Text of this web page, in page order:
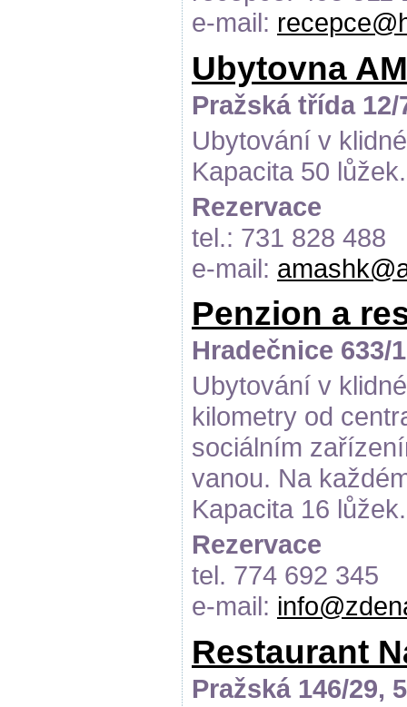
e-mail:
Ubytovna
Pražská třída
Ubytování v
Kapacita 50 lůžek.
Rezervace
tel.: 731 828 488
e-mail:
Penzion a
Hradečnice 633/
Ubytování v
kilometry od
sociálním
vanou. Na
Kapacita 16 lůžek.
Rezervace
tel. 774 692 345
e-mail:
Restaurant
Pražská 146/29,